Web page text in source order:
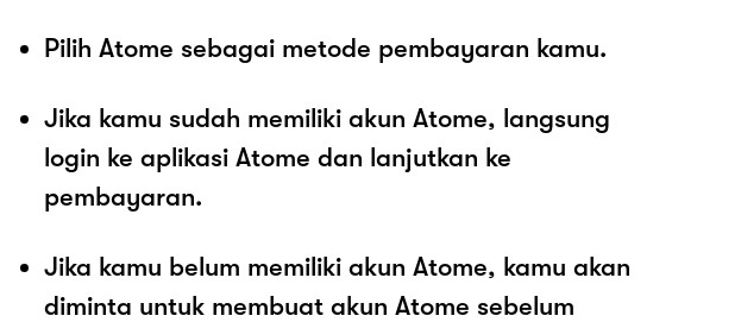
Pilih Atome sebagai metode pembayaran kamu.
Jika kamu sudah memiliki akun Atome, langsung
login ke aplikasi Atome dan lanjutkan ke
pembayaran.
Jika kamu belum memiliki akun Atome, kamu akan
diminta untuk membuat akun Atome sebelum